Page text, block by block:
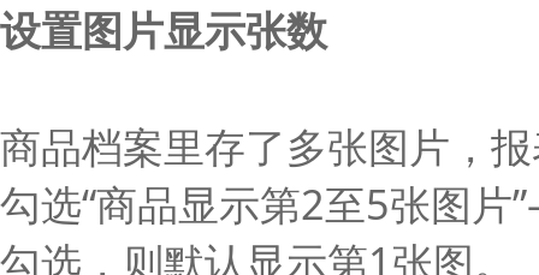
设置图片显示张数
商品档案里存了多张图片，
勾选“商品显示第2至5张图
勾选，则默认显示第1张图。